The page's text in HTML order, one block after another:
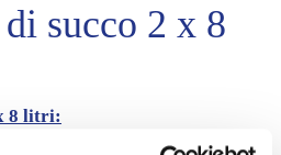
succo 2 x 8
8 litri: